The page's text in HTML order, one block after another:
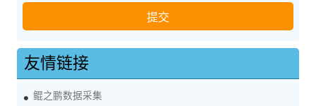
友情链接
鲲之鹏数据采集